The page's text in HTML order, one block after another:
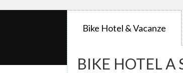
Bike Hotel & Vacanze
BIKE HOTEL A